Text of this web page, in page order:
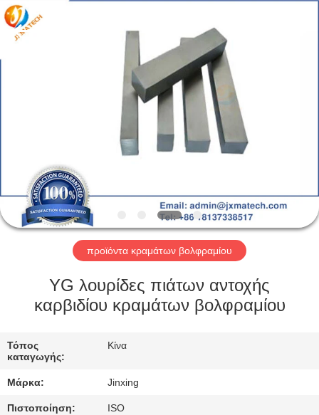
ΠΕΡΊΠΟΥ
ΕΜΕΊΣ
ΓΎΡΟΣ
ΕΡΓΟΣΤΑΣΊΩΝ
ΜΑΣ
ΣΕ
ΜΕ
LTD.
All
Rights
Reserved.
Developed
ECER
προϊόντα κραμάτων βολφραμίου
YG λουρίδες πιάτων αντοχής
καρβιδίου κραμάτων βολφραμίου
Τόπος
καταγωγής:
Κίνα
Μάρκα: Jinxing
Πιστοποίηση: ISO